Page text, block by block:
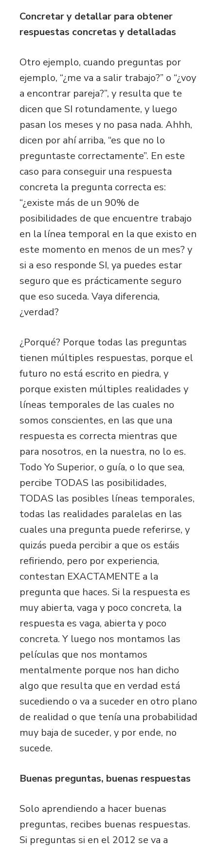
Concretar y detallar para obtener
respuestas concretas y detalladas
Otro ejemplo, cuando preguntas por
ejemplo, “¿me va a salir trabajo?” o “¿voy
a encontrar pareja?”, y resulta que te
dicen que SI rotundamente, y luego
pasan los meses y no pasa nada. Ahhh,
dicen por ahí arriba, “es que no lo
preguntaste correctamente”. En este
caso para conseguir una respuesta
concreta la pregunta correcta es:
“¿existe más de un 90% de
posibilidades de que encuentre trabajo
en la línea temporal en la que existo en
este momento en menos de un mes? y
si a eso responde SI, ya puedes estar
seguro que es prácticamente seguro
que eso suceda. Vaya diferencia,
¿verdad?
¿Porqué? Porque todas las preguntas
tienen múltiples respuestas, porque el
futuro no está escrito en piedra, y
porque existen múltiples realidades y
líneas temporales de las cuales no
somos conscientes, en las que una
respuesta es correcta mientras que
para nosotros, en la nuestra, no lo es.
Todo Yo Superior, o guía, o lo que sea,
percibe TODAS las posibilidades,
TODAS las posibles líneas temporales,
todas las realidades paralelas en las
cuales una pregunta puede referirse, y
quizás pueda percibir a que os estáis
refiriendo, pero por experiencia,
contestan EXACTAMENTE a la
pregunta que haces. Si la respuesta es
muy abierta, vaga y poco concreta, la
respuesta es vaga, abierta y poco
concreta. Y luego nos montamos las
películas que nos montamos
mentalmente porque nos han dicho
algo que resulta que en verdad está
sucediendo o va a suceder en otro plano
de realidad o que tenía una probabilidad
muy baja de suceder, y por ende, no
sucede.
Buenas preguntas, buenas respuestas
Solo aprendiendo a hacer buenas
preguntas, recibes buenas respuestas.
Si preguntas si en el 2012 se va a